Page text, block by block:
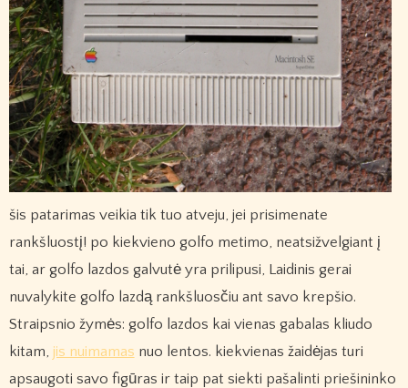
šis patarimas veikia tik tuo atveju, jei prisimenate
rankšluostį! po kiekvieno golfo metimo, neatsižvelgiant į
tai, ar golfo lazdos galvutė yra prilipusi, Laidinis gerai
nuvalykite golfo lazdą rankšluosčiu ant savo krepšio.
Straipsnio žymės: golfo lazdos kai vienas gabalas kliudo
kitam, jis nuimamas nuo lentos. kiekvienas žaidėjas turi
apsaugoti savo figūras ir taip pat siekti pašalinti priešininko